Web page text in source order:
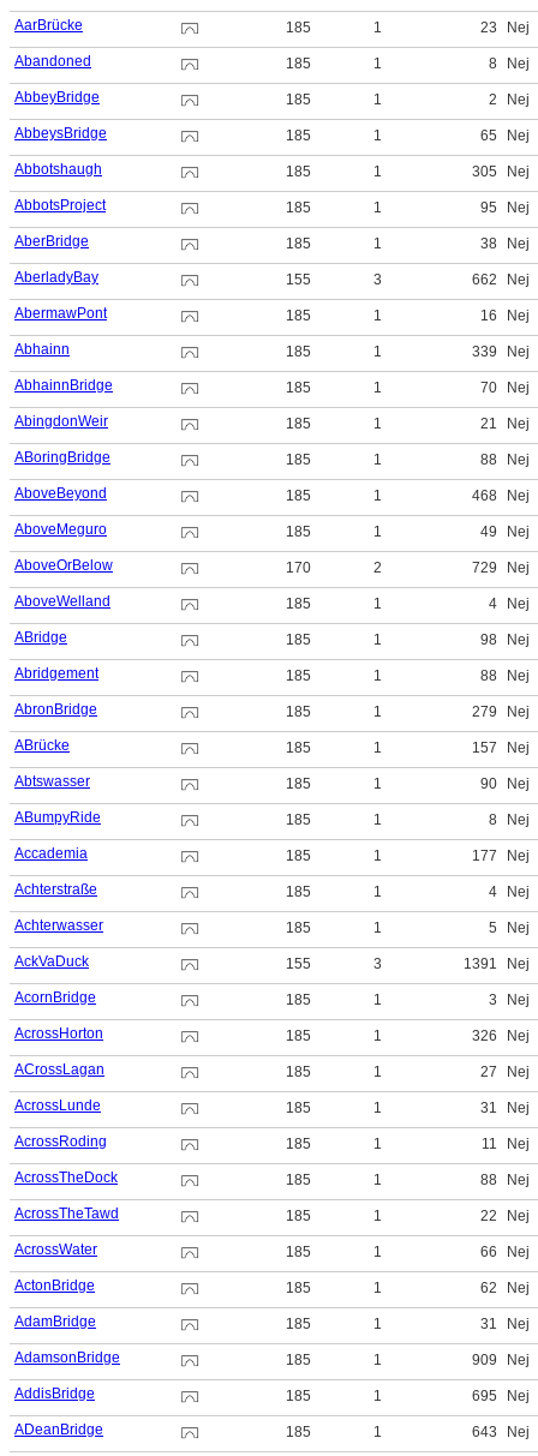
AarBrücke 185 1 23
Nej
Abandoned
185 1 8
Nej
AbbeyBridge
185 1 2
Nej
AbbeysBridge
185 1 65
Nej
Abbotshaugh
185 1 305
Nej
AbbotsProject
185 1 95
Nej
AberBridge
185 1 38
Nej
AberladyBay
155 3 662
Nej
AbermawPont
185 1 16
Nej
Abhainn
185 1 339
Nej
AbhainnBridge
185 1 70
Nej
AbingdonWeir
185 1 21
Nej
ABoringBridge
185 1 88
Nej
AboveBeyond
185 1 468
Nej
AboveMeguro
185 1 49
Nej
AboveOrBelow
170 2 729
Nej
AboveWelland
185 1 4
Nej
ABridge
185 1 98
Nej
Abridgement
185 1 88
Nej
AbronBridge
185 1 279
Nej
ABrücke
185 1 157
Nej
Abtswasser
185 1 90
Nej
ABumpyRide
185 1 8
Nej
Accademia
185 1 177
Nej
Achterstraße
185 1 4
Nej
Achterwasser
185 1 5
Nej
AckVaDuck
155 3 1391
Nej
AcornBridge
185 1 3
Nej
AcrossHorton
185 1 326
Nej
ACrossLagan
185 1 27
Nej
AcrossLunde
185 1 31
Nej
AcrossRoding
185 1 11
Nej
AcrossTheDock
185 1 88
Nej
AcrossTheTawd
185 1 22
Nej
AcrossWater
185 1 66
Nej
ActonBridge
185 1 62
Nej
AdamBridge
185 1 31
Nej
AdamsonBridge
185 1 909
Nej
AddisBridge
185 1 695
Nej
ADeanBridge
185 1 643
Nej